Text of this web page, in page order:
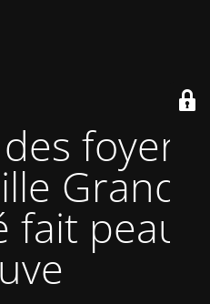
foyers
Grand-
peau